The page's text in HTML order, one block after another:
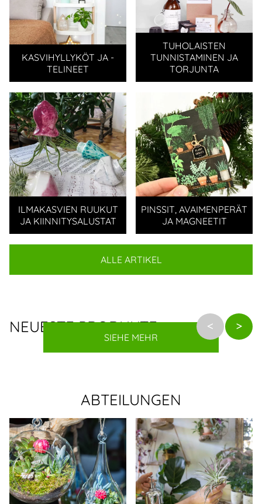
KASVIHYLLYKÖT JA -
TELINEET
TUHOLAISTEN
TUNNISTAMINEN JA
TORJUNTA
ILMAKASVIEN RUUKUT
JA KIINNITYSALUSTAT
PINSSIT, AVAIMENPERÄT
JA MAGNEETIT
ALLE ARTIKEL
NEUESTE PRODUKTE
SIEHE MEHR
ABTEILUNGEN